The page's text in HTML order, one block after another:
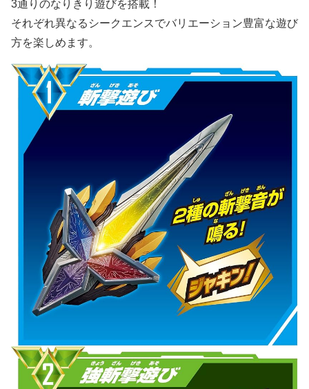
3通りのなりきり遊びを搭載！
それぞれ異なるシークエンスでバリエーション豊富な遊び
方を楽しめます。